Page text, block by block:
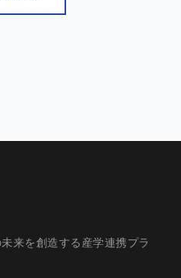
来を創造する産学連携プラ